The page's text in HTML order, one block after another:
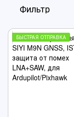
Фильтр
БЫСТРАЯ ОТПРАВКА